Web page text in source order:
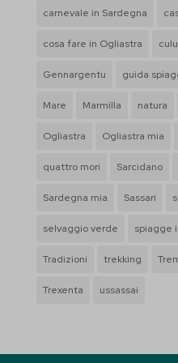
carnevale in Sardegna
cosa fare in Ogliastra
Gennargentu guida
Mare Marmilla natura
Ogliastra Ogliastra mia
quattro mori Sarcidano
Sardegna mia Sassari
selvaggio verde spiagge
Tradizioni trekking
Trexenta ussassai
wordpress_logged_in_*
wp-settings-*
wp-settings-time-*
mhcookie
_ga_*
Questa categoria include tutti
rientrano nelle altre categorie
_gd*
et-pb-recent-items-button-